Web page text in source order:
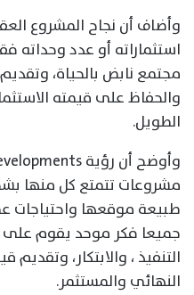
وأضاف أن نجاح المشروع
استثماراته أو عدد وحداته
مجتمع نابض بالحياة،
والحفاظ على قيمته
الطويل.
مشروعات تتمتع كل منها
طبيعة موقعها واحتياجات
جميعا فكر موحد يقوم على
التنفيذ ، والابتكار،
النهائي والمستثمر.